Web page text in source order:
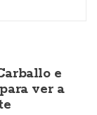
e
ver a